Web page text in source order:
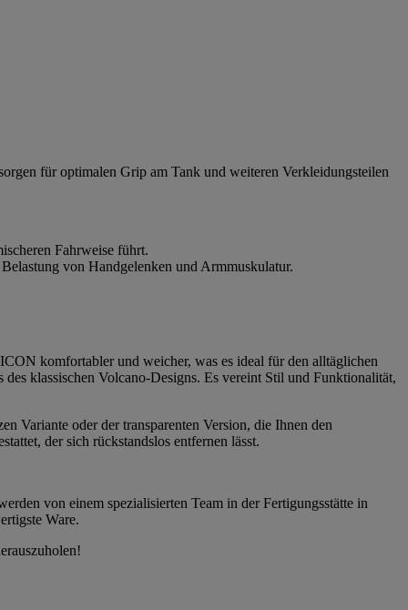
für optimalen Grip am Tank und weiteren Verkleidungsteilen
Fahrweise führt.
von Handgelenken und Armmuskulatur.
komfortabler und weicher, was es ideal für den alltäglichen
klassischen Volcano-Designs. Es vereint Stil und Funktionalität,
Variante oder der transparenten Version, die Ihnen den
der sich rückstandslos entfernen lässt.
von einem spezialisierten Team in der Fertigungsstätte in
Ware.